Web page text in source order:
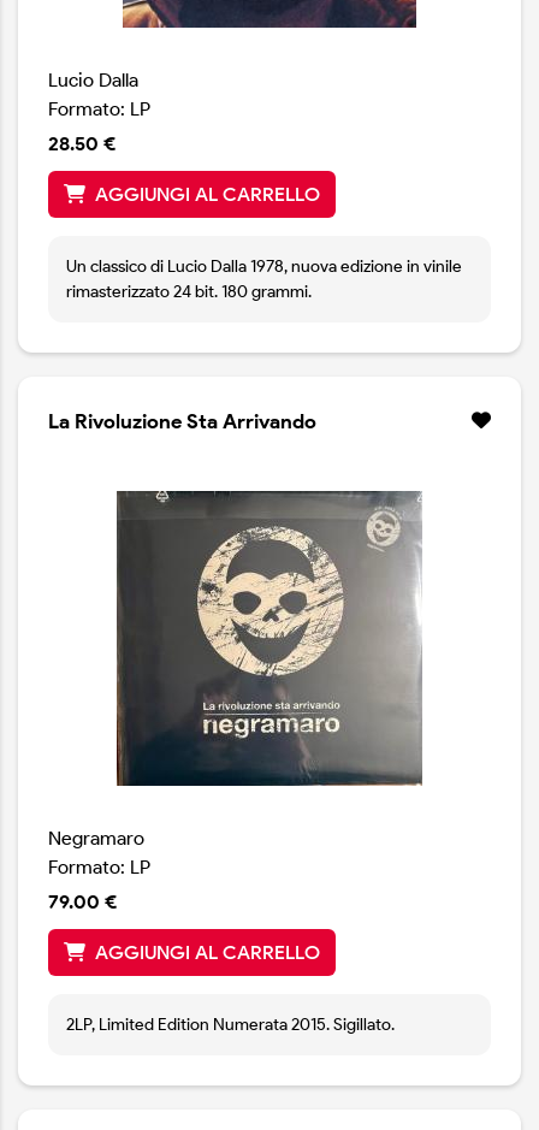
Lucio Dalla
Formato: LP
28.50 €
AGGIUNGI AL CARRELLO
Un classico di Lucio Dalla 1978, nuova edizione in vinile
rimasterizzato 24 bit. 180 grammi.
La Rivoluzione Sta Arrivando
Negramaro
Formato: LP
79.00 €
AGGIUNGI AL CARRELLO
2LP, Limited Edition Numerata 2015. Sigillato.